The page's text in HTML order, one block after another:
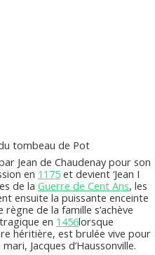
tombeau de Pot
Jean de Chaudenay pour son
en 1175 et devient ‘Jean I
de la Guerre de Cent Ans, les
ensuite la puissante enceinte
règne de la famille s’achève
en 1456lorsque
héritière, est brulée vive pour
Jacques d’Haussonville.